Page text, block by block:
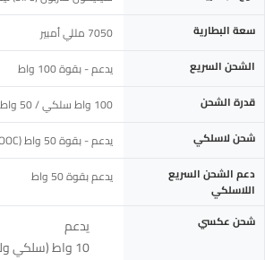
سعة البطارية 7050 مللي أمبير
الشحن السريع يدعم - بقوة 100 واط
قدرة الشحن 100 واط سلكي / 50 واط لاسلكي
شحن لاسلكي يدعم - بقوة 50 واط (AIRVOOC)
دعم الشحن السريع
اللاسلكي
يدعم بقوة 50 واط
شحن عكسي
يدعم
10 واط (سلكي ولاسلكي)